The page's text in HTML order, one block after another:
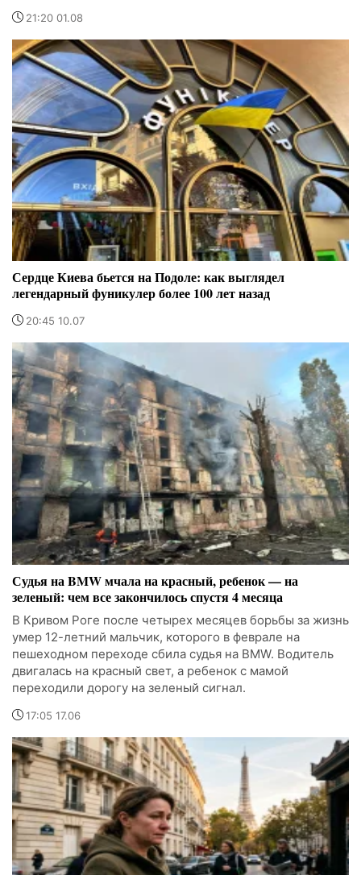
21:20 01.08
Сердце Киева бьется на Подоле: как выглядел
легендарный фуникулер более 100 лет назад
20:45 10.07
Судья на BMW мчала на красный, ребенок — на
зеленый: чем все закончилось спустя 4 месяца
В Кривом Роге после четырех месяцев борьбы за жизнь
умер 12-летний мальчик, которого в феврале на
пешеходном переходе сбила судья на BMW. Водитель
двигалась на красный свет, а ребенок с мамой
переходили дорогу на зеленый сигнал.
17:05 17.06